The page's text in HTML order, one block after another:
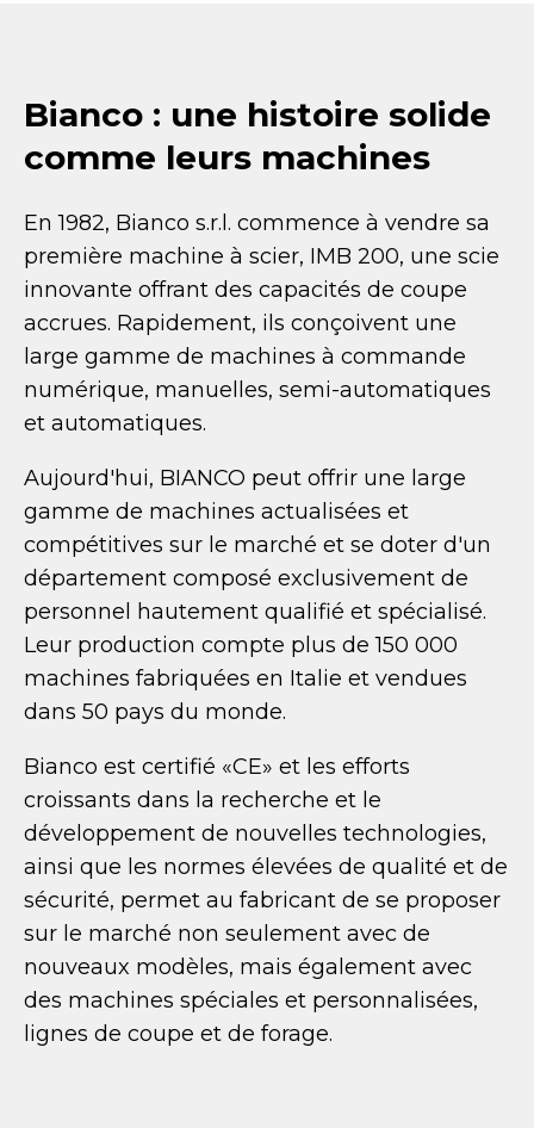
Bianco : une histoire solide
comme leurs machines
En 1982, Bianco s.r.l. commence à vendre sa
première machine à scier, IMB 200, une scie
innovante offrant des capacités de coupe
accrues. Rapidement, ils conçoivent une
large gamme de machines à commande
numérique, manuelles, semi-automatiques
et automatiques.
Aujourd'hui, BIANCO peut offrir une large
gamme de machines actualisées et
compétitives sur le marché et se doter d'un
département composé exclusivement de
personnel hautement qualifié et spécialisé.
Leur production compte plus de 150 000
machines fabriquées en Italie et vendues
dans 50 pays du monde.
Bianco est certifié «CE» et les efforts
croissants dans la recherche et le
développement de nouvelles technologies,
ainsi que les normes élevées de qualité et de
sécurité, permet au fabricant de se proposer
sur le marché non seulement avec de
nouveaux modèles, mais également avec
des machines spéciales et personnalisées,
lignes de coupe et de forage.